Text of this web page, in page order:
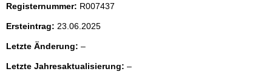
i
t
e
Registernummer: R007437
Ersteintrag: 23.06.2025
Letzte Änderung: –l
e
Letzte Jahresaktualisierung: –l